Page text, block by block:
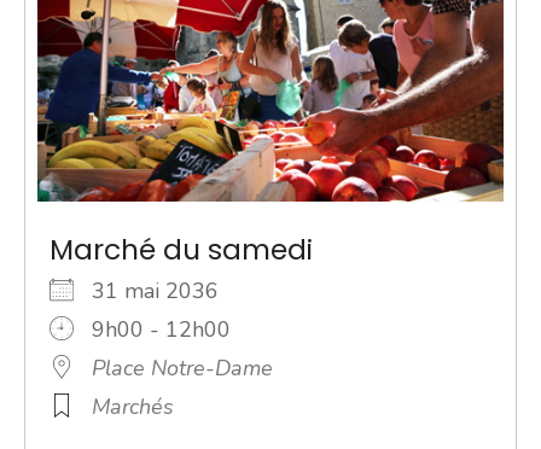
Marché du samedi
31 mai 2036
9h00 - 12h00
Place Notre-Dame
Marchés